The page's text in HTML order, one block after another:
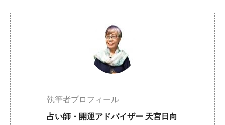
執筆者プロフィール
占い師・開運アドバイザー 天宮日向